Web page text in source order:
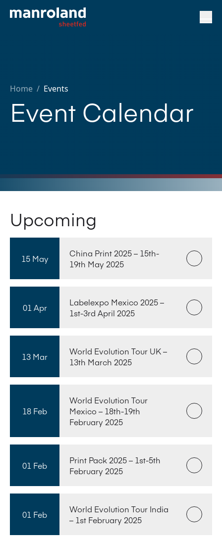
Home / Events
Event Calendar
Upcoming
15 May
China Print 2025 – 15th-
19th May 2025
01 Apr
Labelexpo Mexico 2025 –
1st-3rd April 2025
13 Mar
World Evolution Tour UK –
13th March 2025
18 Feb
World Evolution Tour
Mexico – 18th-19th
February 2025
01 Feb
Print Pack 2025 – 1st-5th
February 2025
01 Feb
World Evolution Tour India
– 1st February 2025